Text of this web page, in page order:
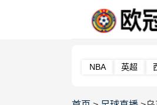
NBA 英超